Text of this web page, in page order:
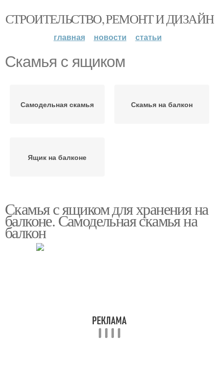
СТРОИТЕЛЬСТВО, РЕМОНТ И ДИЗАЙН
главная новости статьи
Скамья с ящиком
Самодельная скамья Скамья на балкон
Ящик на балконе
Скамья с ящиком для хранения на
балконе. Самодельная скамья на
балкон